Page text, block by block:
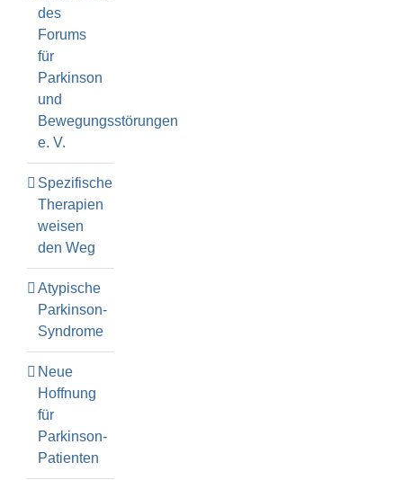
des
Forums
für
Parkinson
und
Bewegungsstörungen
e. V.
Spezifische
Therapien
weisen
den Weg
Atypische
Parkinson-
Syndrome
Neue
Hoffnung
für
Parkinson-
Patienten